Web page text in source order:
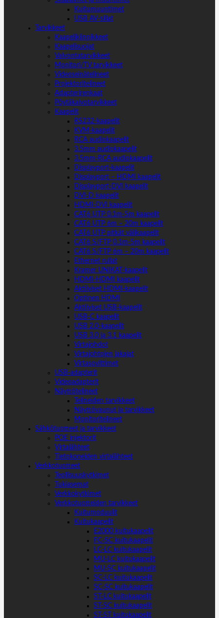
Kuitumuuntimet
USB AV-sillat
Tarvikkeet
Kaapelikiinnikkeet
Kaapelisuojat
Valvontatarvikkeet
Monitori/TV tarvikkeet
Videoseinätelineet
Projektoritelineet
Adapterirenkaat
Pöytäkaivotarvikkeet
Kaapelit
RS232-kaapelit
KVM-kaapelit
RCA audiokaapelit
3.5mm audiokaapelit
3.5mm-RCA audiokaapelit
Displayport-kaapelit
Displayport – HDMI kaapelit
Displayport-DVI kaapelit
DVI-D kaapelit
HDMI-DVI kaapelit
CAT6 UTP 0.1m-5m kaapelit
CAT6 UTP 6m – 20m kaapelit
CAT6 UTP pitkät välikaapelit
CAT6 S/FTP 0.1m-5m kaapelit
CAT6 S/FTP 6m – 20m kaapelit
Ethernet rullat
Kramer UNIKAT-kaapelit
HDMI-HDMI kaapelit
Aktiiviset HDMI-kaapelit
Optinen HDMI
Aktiiviset USB-kaapelit
USB-C kaapelit
USB 2.0-kaapelit
USB 3.0 ja 3.1 kaapelit
Virtajohdot
Virtajohtojen jakajat
Virtasovittimet
USB-adapterit
Videoadapterit
Näyttötelineet
Telineiden tarvikkeet
Näyttövaunut ja tarvikkeet
Monitoritelineet
Sähkötuotteet ja tarvikkeet
POE injektorit
Virtalähteet
Tietokoneiden virtalähteet
Verkkotuotteet
Teollisuuskytkimet
Tukiasemat
Verkkokytkimet
Verkkotuotteiden tarvikkeet
Kuitumoduulit
Kuitukaapelit
E2000 kuitukaapelit
FC-SC kuitukaapelit
LC-LC kuitukaapelit
MU-LC kuitukaapelit
MU-SC kuitukaapelit
SC-LC kuitukaapelit
SC-SC kuitukaapelit
ST-LC kuitukaapelit
ST-SC kuitukaapelit
ST-ST kuitukaapelit